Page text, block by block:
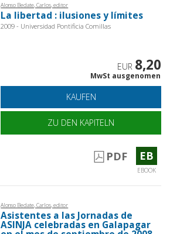
Alonso Bedate, Carlos, editor
La libertad : ilusiones y límites
2009 - Universidad Pontificia Comillas
EUR 8,20
MwSt ausgenomen
KAUFEN
ZU DEN KAPITELN
PDF EB
EBOOK
Alonso Bedate, Carlos, editor
Asistentes a las Jornadas de
ASINJA celebradas en Galapagar